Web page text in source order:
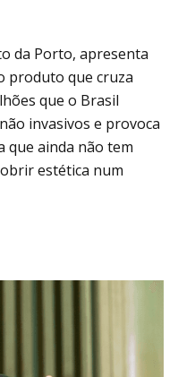
da Porto, apresenta
produto que cruza
que o Brasil
invasivos e provoca
que ainda não tem
estética num